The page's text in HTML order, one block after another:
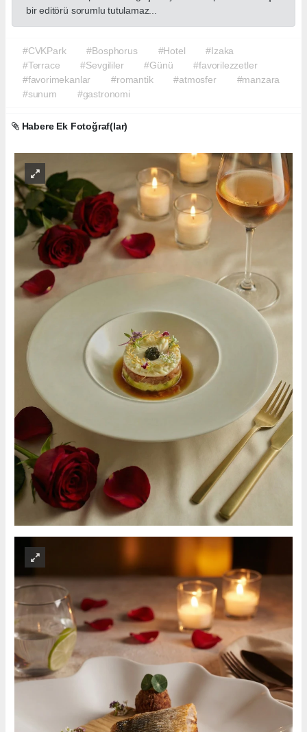
bir editörü sorumlu tutulamaz...
#CVKPark #Bosphorus #Hotel
#Izaka
#Terrace
#Sevgililer #Günü
#favorilezzetler
#favorimekanlar
#romantik #atmosfer
#manzara
#sunum
#gastronomi
Habere Ek Fotoğraf(lar)